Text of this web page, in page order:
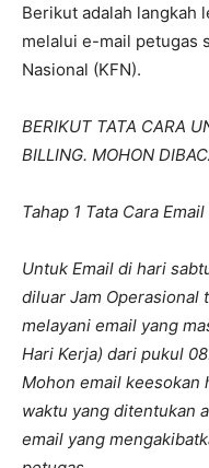
Berikut adalah langkah
melalui e-mail petugas
Nasional (KFN).
BERIKUT TATA CARA
BILLING. MOHON
Tahap 1 Tata Cara Email
Untuk Email di hari
diluar Jam Operasional
melayani email yang
Hari Kerja) dari pukul
Mohon email keesokan
waktu yang ditentukan
email yang